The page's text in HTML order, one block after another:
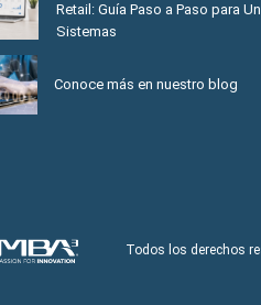
Retail: Guía Paso a Paso para
Sistemas
Conoce más en nuestro blog
Todos los derechos